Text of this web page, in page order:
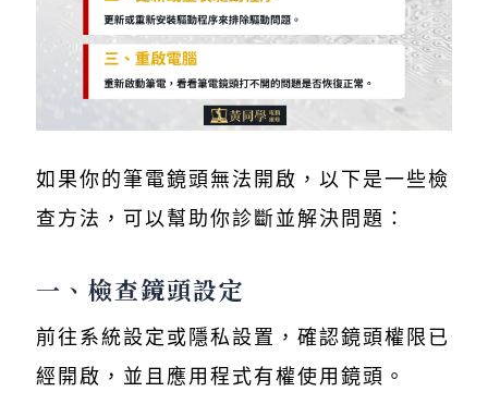
如果你的筆電鏡頭無法開啟，以下是一些檢
查方法，可以幫助你診斷並解決問題：
一、檢查鏡頭設定
前往系統設定或隱私設置，確認鏡頭權限已
經開啟，並且應用程式有權使用鏡頭。